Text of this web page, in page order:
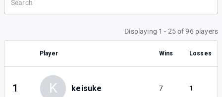
Displaying 1 - 25 of 96 players
Player Wins Losses
1 K keisuke 7 1